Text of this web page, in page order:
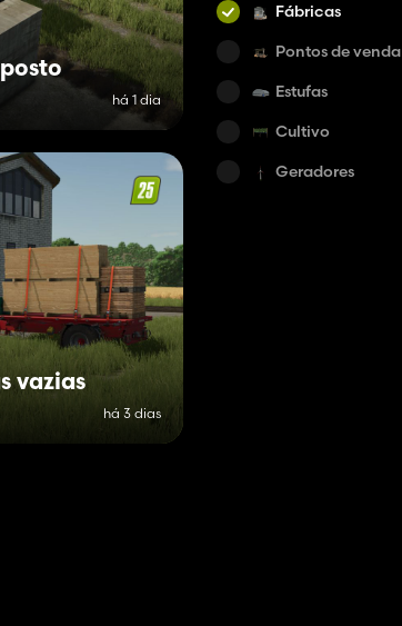
há 1 dia
vazias
há 3 dias
Fábricas
Pontos de venda
Estufas
Cultivo
Geradores